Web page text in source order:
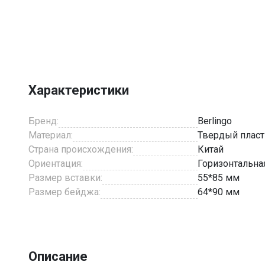
1
Характеристики
Бренд:
Berlingo
Материал:
Твердый
Страна происхождения:
Китай
Ориентация:
Размер вставки:
55*85 мм
Размер бейджа:
64*90 мм
Описание